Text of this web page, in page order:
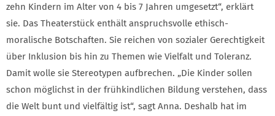
zehn Kindern im Alter von 4 bis 7 Jahren umgesetzt“, erklärt
sie. Das Theaterstück enthält anspruchsvolle ethisch-
moralische Botschaften. Sie reichen von sozialer Gerechtigkeit
über Inklusion bis hin zu Themen wie Vielfalt und Toleranz.
Damit wolle sie Stereotypen aufbrechen. „Die Kinder sollen
schon möglichst in der frühkindlichen Bildung verstehen, dass
die Welt bunt und vielfältig ist“, sagt Anna. Deshalb hat im